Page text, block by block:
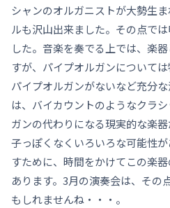
シャンのオルガニストが大勢生
ルも沢山出来ました。その点で
した。音楽を奏でる上では、楽
すが、パイプオルガンについては
パイプオルガンがないなど充分
は、バイカウントのようなクラ
ガンの代わりになる現実的な楽
子っぽくなくいろいろな可能性
すために、時間をかけてこの楽
あります。3月の演奏会は、その
もしれませんね・・・。